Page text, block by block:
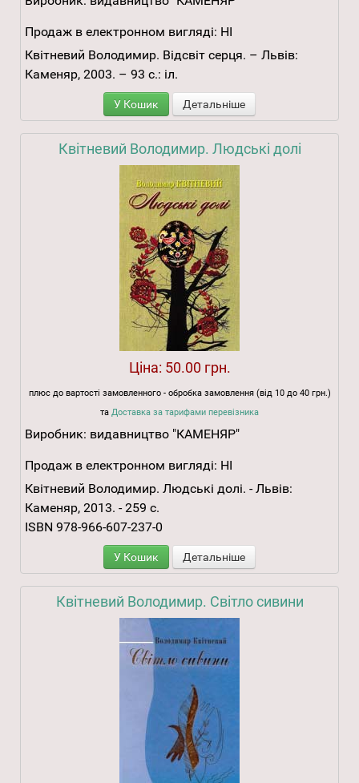
Продаж в електронном вигляді: НІ
Квітневий Володимир. Відсвіт серця. – Львів:
Каменяр, 2003. – 93 с.: іл.
У Кошик Детальніше
Квітневий Володимир. Людські долі
Ціна: 50.00 грн.
плюс до вартості замовленного - обробка замовлення (від 10 до 40 грн.)
та Доставка за тарифами перевізника
Виробник: видавництво "КАМЕНЯР"
Продаж в електронном вигляді: НІ
Квітневий Володимир. Людські долі. - Львів:
Каменяр, 2013. - 259 с.
ISBN 978-966-607-237-0
У Кошик Детальніше
Квітневий Володимир. Світло сивини